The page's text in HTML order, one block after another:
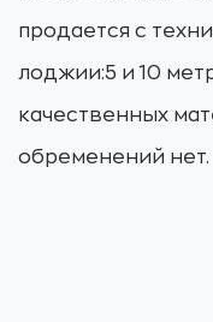
продается с
лоджии:5 и 10
качественных
обременений нет.